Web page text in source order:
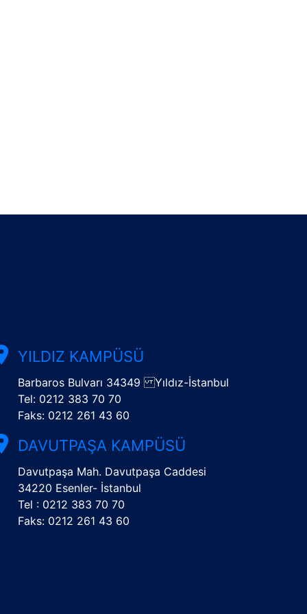
YILDIZ KAMPÜSÜ
Barbaros Bulvarı 34349 Yıldız-İstanbul
Tel: 0212 383 70 70
Faks: 0212 261 43 60
DAVUTPAŞA KAMPÜSÜ
Davutpaşa Mah. Davutpaşa Caddesi
34220 Esenler- İstanbul
Tel : 0212 383 70 70
Faks: 0212 261 43 60